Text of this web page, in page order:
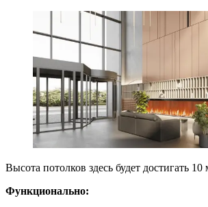
Высота потолков здесь будет достигать 10
Функционально: